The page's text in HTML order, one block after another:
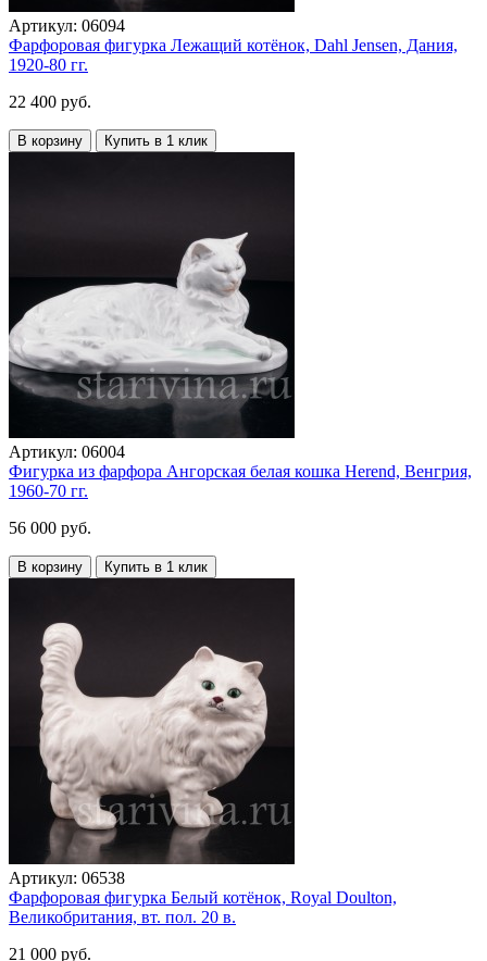
Артикул: 06094
Фарфоровая фигурка Лежащий котёнок, Dahl Jensen, Дания,
1920-80 гг.
22 400 руб.
В корзину Купить в 1 клик
Артикул: 06004
Фигурка из фарфора Ангорская белая кошка Herend, Венгрия,
1960-70 гг.
56 000 руб.
В корзину Купить в 1 клик
Артикул: 06538
Фарфоровая фигурка Белый котёнок, Royal Doulton,
Великобритания, вт. пол. 20 в.
21 000 руб.